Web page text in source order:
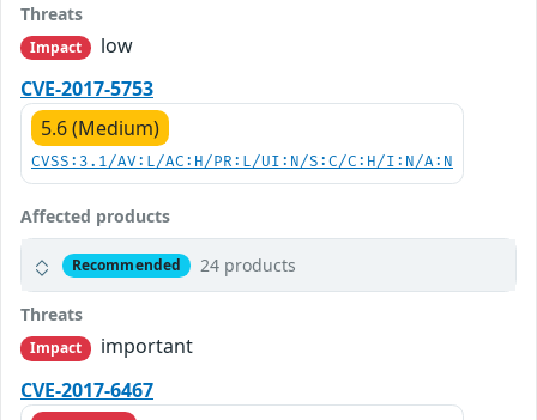
Threats
Impact
low
CVE-2017-5753
5.6 (Medium)
CVSS:3.1/AV:L/AC:H/PR:L/UI:N/S:C/C:H/I:N/A:N
Affected products
Recommended 24 products
Threats
Impact
important
CVE-2017-6467